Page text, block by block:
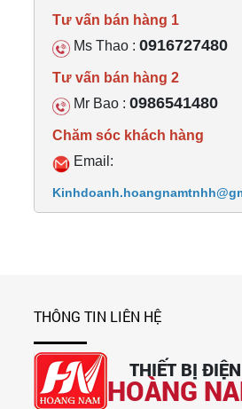
Tư vấn bán hàng 1
Ms Thao : 0916727480
Tư vấn bán hàng 2
Mr Bao : 0986541480
Chăm sóc khách hàng
Email:
THÔNG TIN LIÊN HỆ
THIẾT BỊ ĐIỆN
HOÀNG